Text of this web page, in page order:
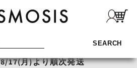
SEARCH
17(月)より順次発送